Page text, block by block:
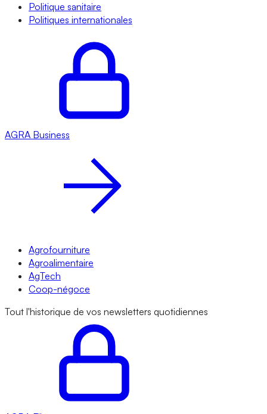
Politique sanitaire
Politiques internationales
AGRA Business
Agrofourniture
Agroalimentaire
AgTech
Coop-négoce
Tout l'historique de vos newsletters quotidiennes